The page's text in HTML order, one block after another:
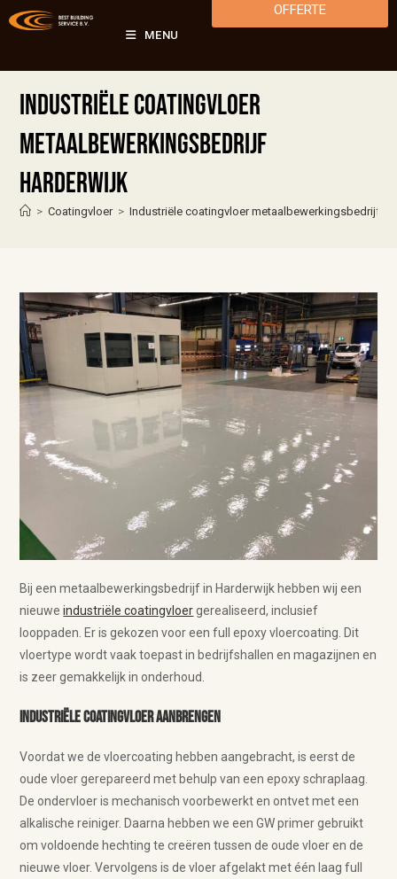
MENU
OFFERTE
Industriële coatingvloer
metaalbewerkingsbedrijf
Harderwijk
> Coatingvloer > Industriële coatingvloer metaalbewerkingsbedrijf
Bij een metaalbewerkingsbedrijf in Harderwijk hebben wij een
nieuweindustriële coatingvloergerealiseerd, inclusief
looppaden. Er is gekozen voor een full epoxy vloercoating. Dit
vloertype wordt vaak toepast in bedrijfshallen en magazijnen en
is zeer gemakkelijk in onderhoud.
Industriële coatingvloer aanbrengen
Voordat we de vloercoating hebben aangebracht, is eerst de
oude vloer gerepareerd met behulp van een epoxy schraplaag.
De ondervloer is mechanisch voorbewerkt en ontvet met een
alkalische reiniger. Daarna hebben we een GW primer gebruikt
om voldoende hechting te creëren tussen de oude vloer en de
nieuwe vloer. Vervolgens is de vloer afgelakt met één laag full